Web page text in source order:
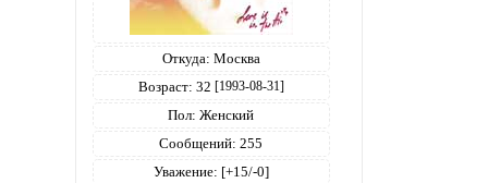
Откуда: Москва
Возраст: 32 [1993-08-31]
Пол: Женский
Сообщений: 255
Уважение: [+15/-0]